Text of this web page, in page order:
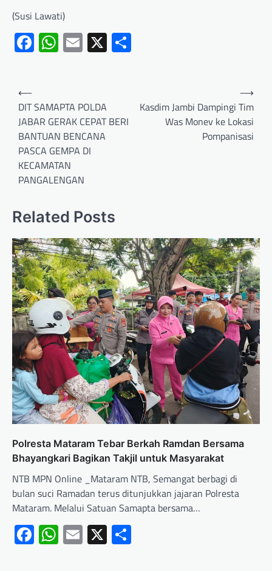
(Susi Lawati)
Facebook
WhatsApp
Email
X
⟵
DIT SAMAPTA POLDA
JABAR GERAK CEPAT BERI
BANTUAN BENCANA
PASCA GEMPA DI
KECAMATAN
PANGALENGAN
Kasdim Jambi Dampingi Tim
Was Monev ke Lokasi
Pompanisasi
⟶
Related Posts
Polresta Mataram Tebar Berkah Ramdan Bersama
Bhayangkari Bagikan Takjil untuk Masyarakat
NTB MPN Online _Mataram NTB, Semangat berbagi di
bulan suci Ramadan terus ditunjukkan jajaran Polresta
Mataram. Melalui Satuan Samapta bersama…
Facebook
WhatsApp
Email
X